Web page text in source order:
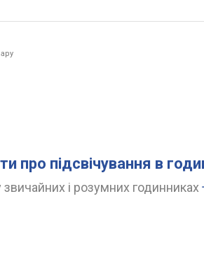
про підсвічування в
і розумних годинниках